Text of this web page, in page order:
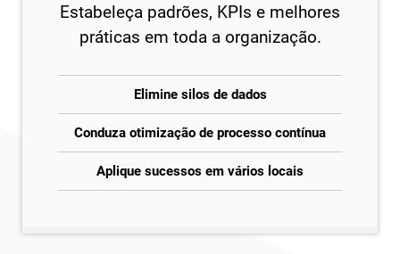
Estabeleça padrões, KPIs e melhores
práticas em toda a organização.
Elimine silos de dados
Conduza otimização de processo contínua
Aplique sucessos em vários locais